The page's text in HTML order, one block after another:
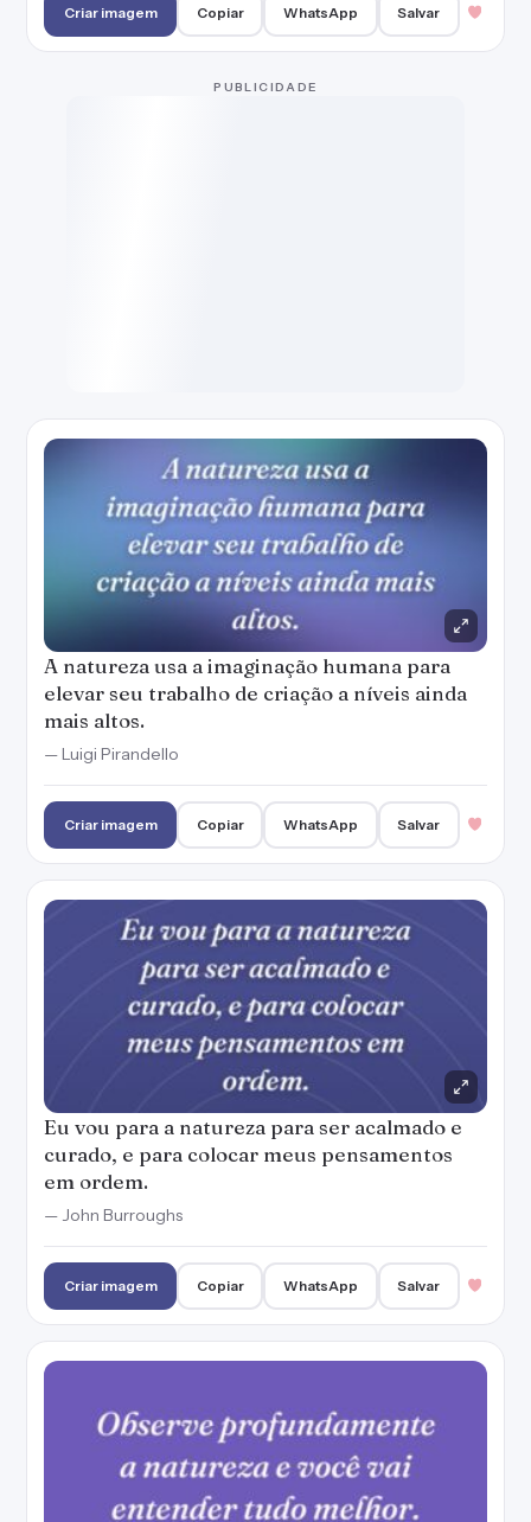
Criar imagem Copiar WhatsApp Salvar
PUBLICIDADE
A natureza usa a imaginação humana para
elevar seu trabalho de criação a níveis ainda
mais altos.
— Luigi Pirandello
Criar imagem Copiar WhatsApp Salvar
Eu vou para a natureza para ser acalmado e
curado, e para colocar meus pensamentos
em ordem.
— John Burroughs
Criar imagem Copiar WhatsApp Salvar